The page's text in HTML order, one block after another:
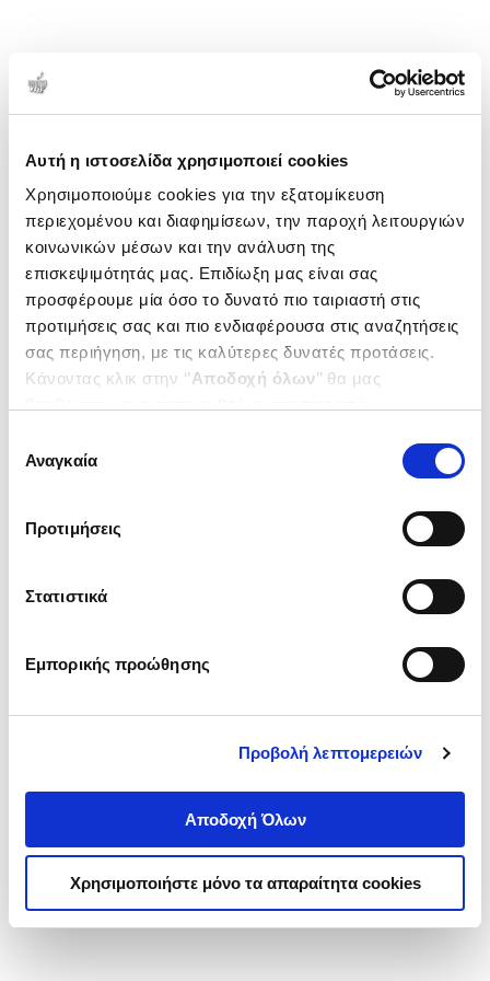
Αυτή η ιστοσελίδα χρησιμοποιεί cookies
Χρησιμοποιούμε cookies για την εξατομίκευση
περιεχομένου και διαφημίσεων, την παροχή λειτουργιών
κοινωνικών μέσων και την ανάλυση της
επισκεψιμότητάς μας. Επιδίωξη μας είναι σας
προσφέρουμε μία όσο το δυνατό πιο ταιριαστή στις
προτιμήσεις σας και πιο ενδιαφέρουσα στις αναζητήσεις
σας περιήγηση, με τις καλύτερες δυνατές προτάσεις.
Κάνοντας κλικ στην ‘’Αποδοχή όλων’’ θα μας
ενδιαφέρουν και να επιλέξετε από τα παρακάτω με την
΄΄και να ενημερωθείτε σχετικά με
συγκατάθεσης
Αναγκαία
Προτιμήσεις
Στατιστικά
Εμπορικής προώθησης
Προβολή λεπτομερειών
Αποδοχή Όλων
Χρησιμοποιήστε μόνο τα απαραίτητα cookies